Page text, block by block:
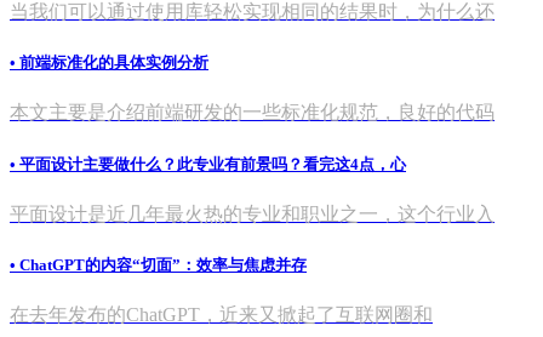
当我们可以通过使用库轻松实现相同的结果时，为什么还
• 前端标准化的具体实例分析
本文主要是介绍前端研发的一些标准化规范，良好的代码
• 平面设计主要做什么？此专业有前景吗？看完这4点，心
平面设计是近几年最火热的专业和职业之一，这个行业入
• ChatGPT的内容“切面”：效率与焦虑并存
在去年发布的ChatGPT，近来又掀起了互联网圈和